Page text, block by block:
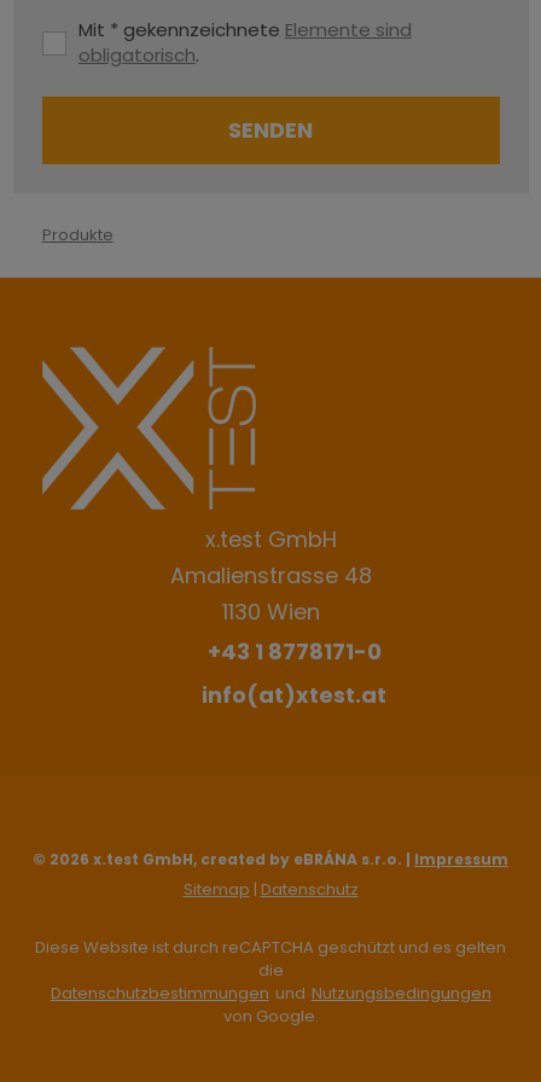
Mit * gekennzeichnete Elemente sind
obligatorisch.
SENDEN
konnte
Produkte
x.test GmbH
Amalienstrasse 48
1130 Wien
+43 1 8778171-0
info(at)xtest.at
© 2026 x.test GmbH, created by eBRÁNA s.r.o. | Impressum
Sitemap | Datenschutz
Diese Website ist durch reCAPTCHA geschützt und es gelten
die
Datenschutzbestimmungen und Nutzungsbedingungen
von Google.